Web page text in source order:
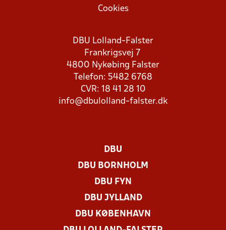
Cookies
DBU Lolland-Falster
Frankrigsvej 7
4800 Nykøbing Falster
Telefon: 5482 6768
CVR: 18 41 28 10
info@dbulolland-falster.dk
DBU
DBU BORNHOLM
DBU FYN
DBU JYLLAND
DBU KØBENHAVN